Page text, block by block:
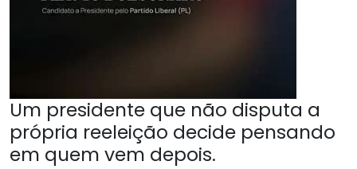
Um presidente que não disputa a
própria reeleição decide pensando
em quem vem depois.